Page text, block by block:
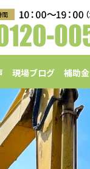
現場ブログ 補助金